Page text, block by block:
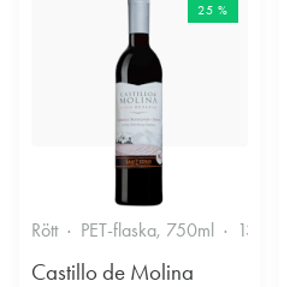
25 %
Rött PET-flaska, 750ml 13.5%
Castillo de Molina